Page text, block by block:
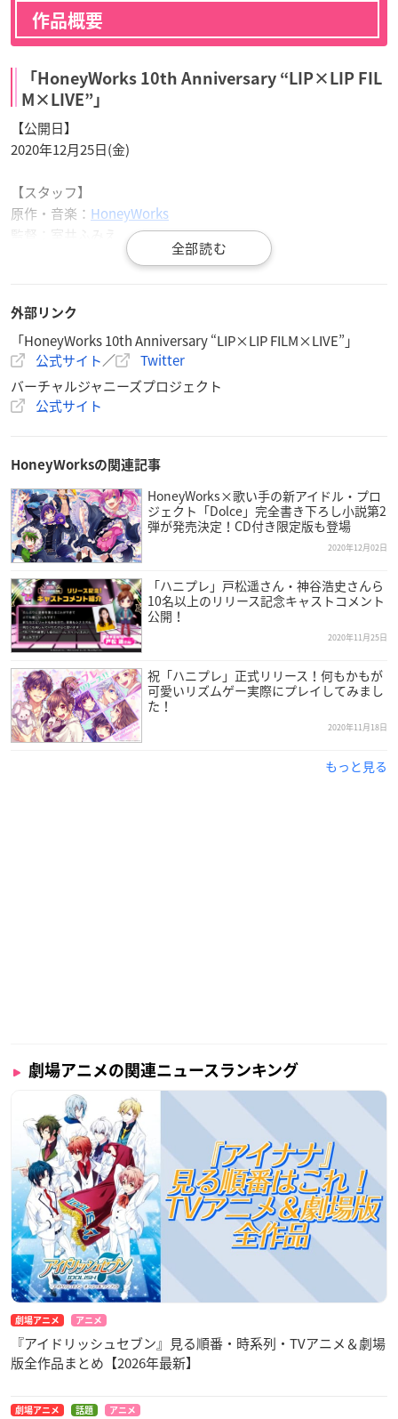
作品概要
「HoneyWorks 10th Anniversary “LIP×LIP FIL
M×LIVE”」
【公開日】
2020年12月25日(金)
【スタッフ】
原作・音楽： HoneyWorks
監督：室井ふみえ
美術監督・美術設定：二嶋隆文
撮影監督：佐藤光洋
編集：木村佳史子
音響監督：長崎行男
音楽：日向萌
エグゼクティブプロデューサー：紀伊宗之
企画・プロデュース：斎藤俊輔
プロデューサー：小出大樹
配給：東映
【キャスト】
勇次郎：内山昂輝
愛蔵：島﨑信長
田村レイ：沢城みゆき
柴崎裕子：堀江由衣
染谷玉五郎：平田広明
染谷多恵：桑島法子
染谷光一郎：土岐隼一
外部リンク
「HoneyWorks 10th Anniversary “LIP×LIP FILM×LIVE”」
公式サイト／
Twitter
バーチャルジャニーズプロジェクト
公式サイト
HoneyWorksの関連記事
HoneyWorks×歌い手の新アイドル・プロ
ジェクト「Dolce」完全書き下ろし小説第2
弾が発売決定！CD付き限定版も登場
2020年12月02日
「ハニプレ」戸松遥さん・神谷浩史さんら
10名以上のリリース記念キャストコメント
公開！
2020年11月25日
祝「ハニプレ」正式リリース！何もかもが
可愛いリズムゲー実際にプレイしてみまし
た！
2020年11月18日
もっと見る
劇場アニメの関連ニュースランキング
劇場アニメ アニメ
『アイドリッシュセブン』見る順番・時系列・TVアニメ＆劇場
版全作品まとめ【2026年最新】
劇場アニメ 話題 アニメ